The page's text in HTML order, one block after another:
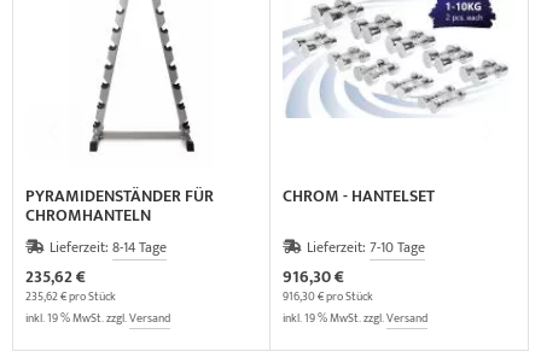
PYRAMIDENSTÄNDER FÜR
CHROMHANTELN
Lieferzeit: 8-14 Tage
235,62 €
235,62 € pro Stück
inkl. 19 % MwSt. zzgl.Versand
CHROM - HANTELSET
Lieferzeit: 7-10 Tage
916,30 €
916,30 € pro Stück
inkl. 19 % MwSt. zzgl.Versand